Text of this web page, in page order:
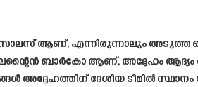
ആണ്, എന്നിരുന്നാലും അടുത്ത
ബാർകോ ആണ്, അദ്ദേഹം ആദ്യം
അദ്ദേഹത്തിന് ദേശീയ ടീമിൽ